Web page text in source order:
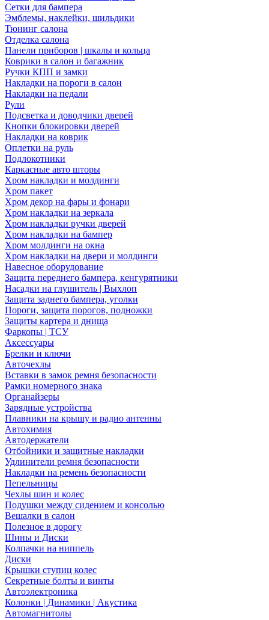
Сетки для бампера
Эмблемы, наклейки, шильдики
Тюнинг салона
Отделка салона
Панели приборов | шкалы и кольца
Коврики в салон и багажник
Ручки КПП и замки
Накладки на пороги в салон
Накладки на педали
Рули
Подсветка и доводчики дверей
Кнопки блокировки дверей
Накладки на коврик
Оплетки на руль
Подлокотники
Каркасные авто шторы
Хром накладки и молдинги
Хром пакет
Хром декор на фары и фонари
Хром накладки на зеркала
Хром накладки ручки дверей
Хром накладки на бампер
Хром молдинги на окна
Хром накладки на двери и молдинги
Навесное оборудование
Защита переднего бампера, кенгурятники
Насадки на глушитель | Выхлоп
Защита заднего бампера, уголки
Пороги, защита порогов, подножки
Защиты картера и днища
Фаркопы | ТСУ
Аксессуары
Брелки и ключи
Авточехлы
Вставки в замок ремня безопасности
Рамки номерного знака
Органайзеры
Зарядные устройства
Плавники на крышу и радио антенны
Автохимия
Автодержатели
Отбойники и защитные накладки
Удлинители ремня безопасности
Накладки на ремень безопасности
Пепельницы
Чехлы шин и колес
Подушки между сидением и консолью
Вешалки в салон
Полезное в дорогу
Шины и Диски
Колпачки на ниппель
Диски
Крышки ступиц колес
Секретные болты и винты
Автоэлектроника
Колонки | Динамики | Акустика
Автомагнитолы